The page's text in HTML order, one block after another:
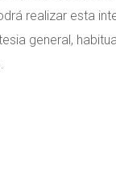
realizar esta
general,